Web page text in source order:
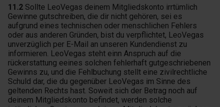
11.2 Sollte LeoVegas deinem Mitgliedskonto irrtümlich
Gewinne gutschreiben, die dir nicht gehören, sei es
aufgrund eines technischen oder menschlichen Fehlers
oder aus anderen Gründen, bist du verpflichtet, LeoVegas
unverzüglich per E-Mail an unseren Kundendienst zu
informieren. LeoVegas steht einn Anspruch auf die
rückerstattung eeines solchen fehlerhaft gutgeschriebenen
Gewinns zu, und die Fehlbuchung stellt eine zivilrechtliche
Schuld dar, die du gegenüber LeoVegas im Sinne des
geltenden Rechts hast. Soweit sich der Betrag noch auf
deinem Mitgliedskonto befindet, werden solche